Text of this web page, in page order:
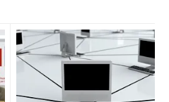
WJE AHB RWBX.
注目してみよう。